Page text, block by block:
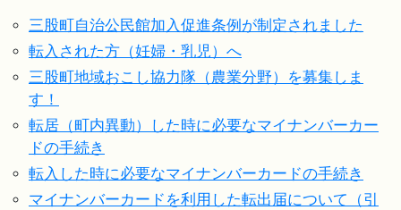
三股町自治公民館加入促進条例が制定されました
転入された方（妊婦・乳児）へ
三股町地域おこし協力隊（農業分野）を募集しま
す！
転居（町内異動）した時に必要なマイナンバーカー
ドの手続き
転入した時に必要なマイナンバーカードの手続き
マイナンバーカードを利用した転出届について（引